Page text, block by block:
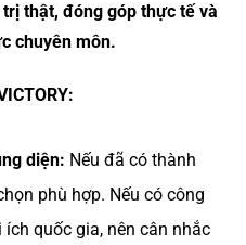
thật, đóng góp thực tế và
chuyên môn.
diện: Nếu đã có thành
phù hợp. Nếu có công
quốc gia, nên cân nhắc